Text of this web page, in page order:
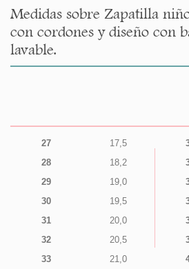
Medidas sobre Zapatilla
con cordones y diseño con
lavable.
27
17,5
28
18,2
29
19,0
30
19,5
31
20,0
32
20,5
33
21,0